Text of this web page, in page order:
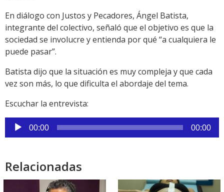
En diálogo con Justos y Pecadores, Ángel Batista,
integrante del colectivo, señaló que el objetivo es que la
sociedad se involucre y entienda por qué “a cualquiera le
puede pasar”.
Batista dijo que la situación es muy compleja y que cada
vez son más, lo que dificulta el abordaje del tema.
Escuchar la entrevista:
Reproductor
de
00:00 00:00
Relacionadas